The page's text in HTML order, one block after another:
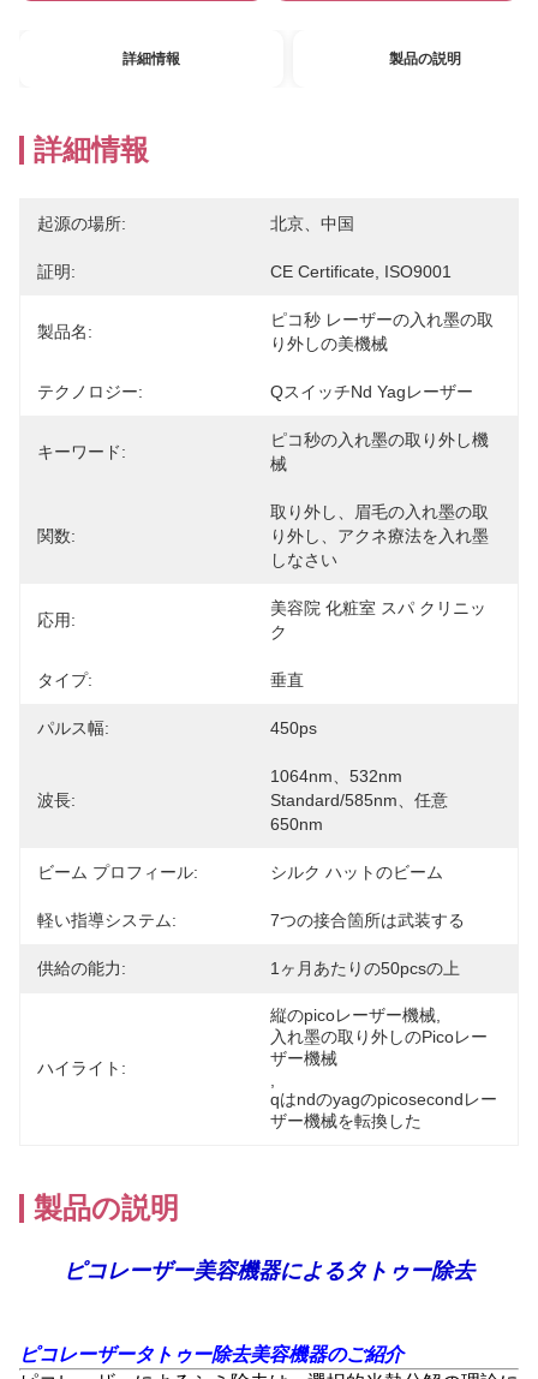
詳細情報 製品の説明
詳細情報
起源の場所: 北京、中国
証明: CE Certificate, ISO9001
製品名:
ピコ秒 レーザーの入れ墨の取
り外しの美機械
テクノロジー: Qスイッチnd Yagレーザー
キーワード:
ピコ秒の入れ墨の取り外し機
械
関数:
取り外し、眉毛の入れ墨の取
り外し、アクネ療法を入れ墨
しなさい
応用:
美容院 化粧室 スパ クリニッ
ク
タイプ: 垂直
パルス幅: 450ps
波長:
1064nm、532nm
Standard/585nm、任意
650nm
ビーム プロフィール: シルク ハットのビーム
軽い指導システム: 7つの接合箇所は武装する
供給の能力: 1ヶ月あたりの50pcsの上
ハイライト:
縦のpicoレーザー機械
入れ墨の取り外しのPicoレー
ザー機械
qはndのyagのpicosecondレー
ザー機械を転換した
製品の説明
ピコレーザー美容機器によるタトゥー除去
ピコレーザータトゥー除去美容機器のご紹介